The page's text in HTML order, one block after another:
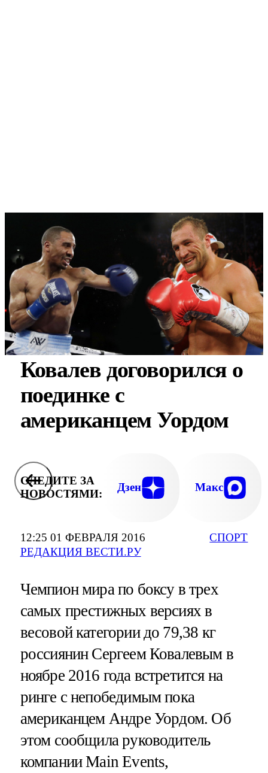
12:25 01 ФЕВРАЛЯ 2016
РЕДАКЦИЯ ВЕСТИ.РУ
СПОРТ
Ковалев договорился о
поединке с
американцем Уордом
СЛЕДИТЕ ЗА
НОВОСТЯМИ:
Дзен Макс
Чемпион мира по боксу в трех
самых престижных версиях в
весовой категории до 79,38 кг
россиянин Сергеем Ковалевым в
ноябре 2016 года встретится на
ринге с непобедимым пока
американцем Андре Уордом. Об
этом сообщила руководитель
компании Main Events,